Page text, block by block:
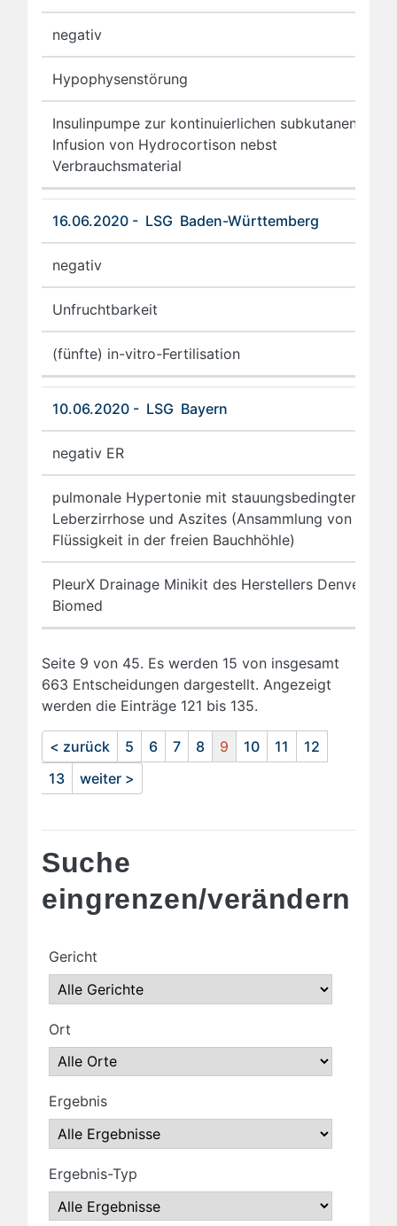
negativ
Hypophysenstörung
Insulinpumpe zur kontinuierlichen subkutanen
Infusion von Hydrocortison nebst
Verbrauchsmaterial
16.06.2020 - LSG Baden-Württemberg
negativ
Unfruchtbarkeit
(fünfte) in-vitro-Fertilisation
10.06.2020 - LSG Bayern
negativ ER
pulmonale Hypertonie mit stauungsbedingter
Leberzirrhose und Aszites (Ansammlung von
Flüssigkeit in der freien Bauchhöhle)
PleurX Drainage Minikit des Herstellers Denver
Biomed
Seite 9 von 45. Es werden 15 von insgesamt
663 Entscheidungen dargestellt. Angezeigt
werden die Einträge 121 bis 135.
< zurück 5 6 7 8 9 10 11
12
13
weiter >
Suche
eingrenzen/verändern
Gericht
Ort
Ergebnis
Ergebnis-Typ